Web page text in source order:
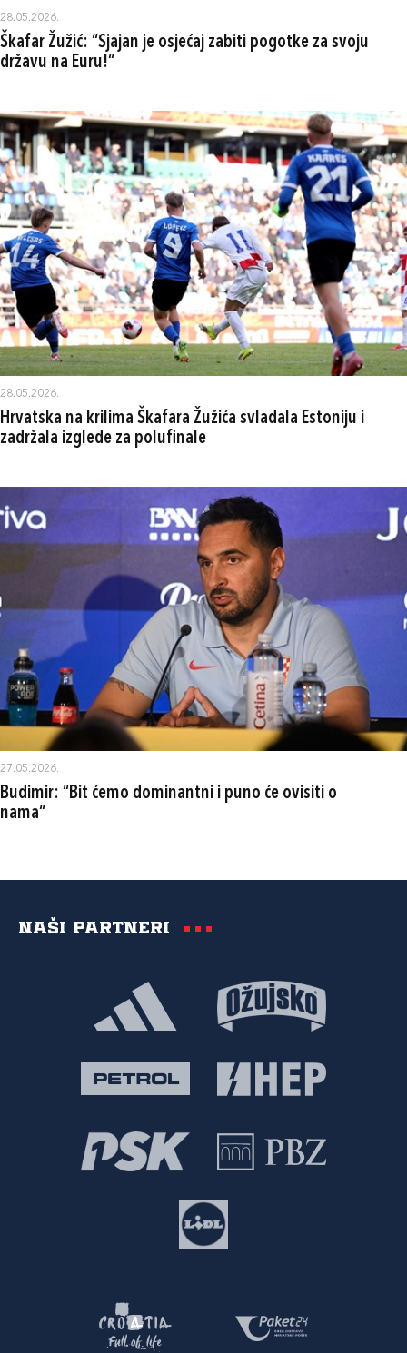
28.05.2026.
Škafar Žužić: “Sjajan je osjećaj zabiti pogotke za svoju
državu na Euru!“
28.05.2026.
Hrvatska na krilima Škafara Žužića svladala Estoniju i
zadržala izglede za polufinale
27.05.2026.
Budimir: “Bit ćemo dominantni i puno će ovisiti o
nama“
Naši partneri